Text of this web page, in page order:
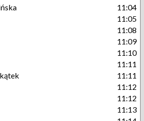
11:04
11:05
11:08
11:09
11:10
11:11
11:11
11:12
11:12
11:13